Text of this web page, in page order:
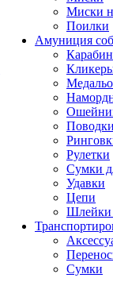
Миски
Поилки
Амуниция
Рулетки
Сумки
Удавки
Цепи
Шлейки
Сумки